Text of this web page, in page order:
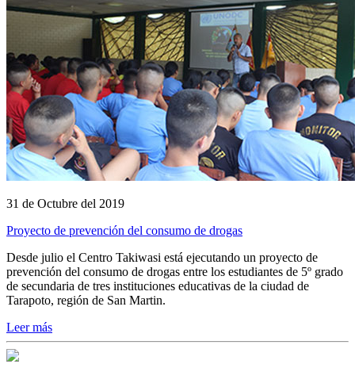
31 de Octubre del 2019
Proyecto de prevención del consumo de drogas
Desde julio el Centro Takiwasi está ejecutando un proyecto de
prevención del consumo de drogas entre los estudiantes de 5º grado
de secundaria de tres instituciones educativas de la ciudad de
Tarapoto, región de San Martin.
Leer más